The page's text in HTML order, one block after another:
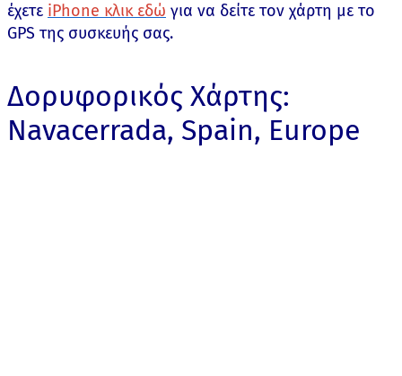
έχετε iPhone κλικ εδώ για να δείτε τον χάρτη με το
GPS της συσκευής σας.
Δορυφορικός Χάρτης:
Navacerrada, Spain, Europe